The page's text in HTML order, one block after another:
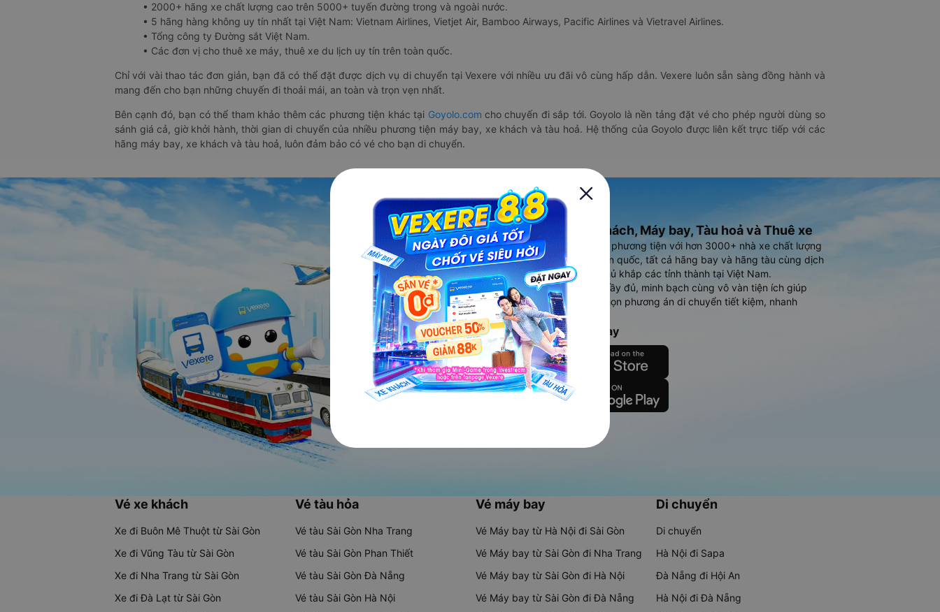
• 2000+ hãng xe chất lượng cao trên 5000+ tuyến đường trong và ngoài nước.
• 5 hãng hàng không uy tín nhất tại Việt Nam: Vietnam Airlines, Vietjet Air, Bamboo Airways, Pacific Airlines và Vietravel Airlines.
• Tổng công ty Đường sắt Việt Nam.
• Các đơn vị cho thuê xe máy, thuê xe du lịch uy tín trên toàn quốc.
Chỉ với vài thao tác đơn giản, bạn đã có thể đặt được dịch vụ di chuyển tại Vexere với nhiều ưu đãi vô cùng hấp dẫn. Vexere luôn sẵn sàng đồng hành và
mang đến cho bạn những chuyến đi thoải mái, an toàn và trọn vẹn nhất.
Bên cạnh đó, bạn có thể tham khảo thêm các phương tiện khác tại Goyolo.com cho chuyến đi sắp tới. Goyolo là nền tảng đặt vé cho phép người dùng so
sánh giá cả, giờ khởi hành, thời gian di chuyển của nhiều phương tiện máy bay, xe khách và tàu hoả. Hệ thống của Goyolo được liên kết trực tiếp với các
hãng máy bay, xe khách và tàu hoả, luôn đảm bảo có vé cho bạn di chuyển.
Ứng dụng đặt vé Xe khách, Máy bay, Tàu hoả và Thuê xe
Vexere - ứng dụng đặt vé đa phương tiện với hơn 3000+ nhà xe chất lượng
cao, 5000+ tuyến đường toàn quốc, tất cả hãng bay và hãng tàu cùng dịch
vụ thuê xe máy, xe du lịch phủ khắp các tỉnh thành tại Việt Nam.
Ứng dụng hiển thị thông tin đầy đủ, minh bạch cùng vô vàn tiện ích giúp
người dùng so sánh và lựa chọn phương án di chuyển tiết kiệm, nhanh
chóng và phù hợp nhất.
Tải ứng dụng Vexere ngay
Vé xe khách
Xe đi Buôn Mê Thuột từ Sài Gòn
Xe đi Vũng Tàu từ Sài Gòn
Xe đi Nha Trang từ Sài Gòn
Xe đi Đà Lạt từ Sài Gòn
Vé tàu hỏa
Vé tàu Sài Gòn Nha Trang
Vé tàu Sài Gòn Phan Thiết
Vé tàu Sài Gòn Đà Nẵng
Vé tàu Sài Gòn Hà Nội
Vé máy bay
Vé Máy bay từ Hà Nội đi Sài Gòn
Vé Máy bay từ Sài Gòn đi Nha Trang
Vé Máy bay từ Sài Gòn đi Hà Nội
Vé Máy bay từ Sài Gòn đi Đà Nẵng
Di chuyển
Di chuyển
Hà Nội đi Sapa
Đà Nẵng đi Hội An
Hà Nội đi Đà Nẵng